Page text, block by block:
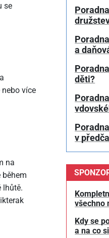
se
více
na
lhůtě.
a
děti?
v
všechno
Kdy se
a na co